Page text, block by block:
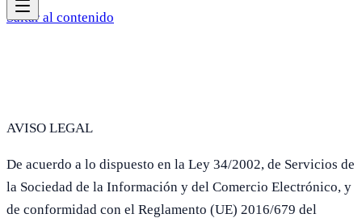
Saltar al contenido
AVISO LEGAL
De acuerdo a lo dispuesto en la Ley 34/2002, de Servicios de
la Sociedad de la Información y del Comercio Electrónico, y
de conformidad con el Reglamento (UE) 2016/679 del